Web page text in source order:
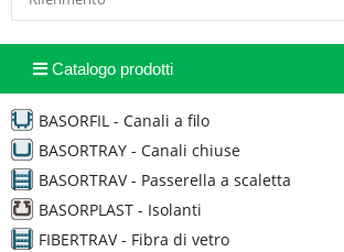
Catalogo prodotti
BASORFIL - Canali a filo
BASORTRAY - Canali chiuse
BASORTRAV - Passerella a scaletta
BASORPLAST - Isolanti
FIBERTRAV - Fibra di vetro